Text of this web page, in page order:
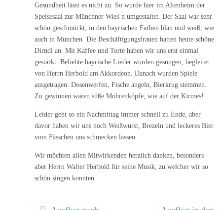
Gesundheit lässt es nicht zu. So wurde hier im Altenheim der
Speisesaal zur Münchner Wies´n umgestaltet. Der Saal war sehr
schön geschmückt, in den bayrischen Farben blau und weiß, wie
auch in München. Die Beschäftigungsfrauen hatten heute schöne
Dirndl an. Mit Kaffee und Torte haben wir uns erst einmal
gestärkt. Beliebte bayrische Lieder wurden gesungen, begleitet
von Herrn Herbold am Akkordeon. Danach wurden Spiele
ausgetragen: Dosenwerfen, Fische angeln, Bierkrug stemmen.
Zu gewinnen waren süße Mohrenköpfe, wie auf der Kirmes!
Leider geht so ein Nachmittag immer schnell zu Ende, aber
davor haben wir uns noch Weißwurst, Brezeln und leckeres Bier
vom Fässchen uns schmecken lassen.
Wir möchten allen Mitwirkenden herzlich danken, besonders
aber Herrn Walter Herbold für seine Musik, zu welcher wir so
schön singen konnten.